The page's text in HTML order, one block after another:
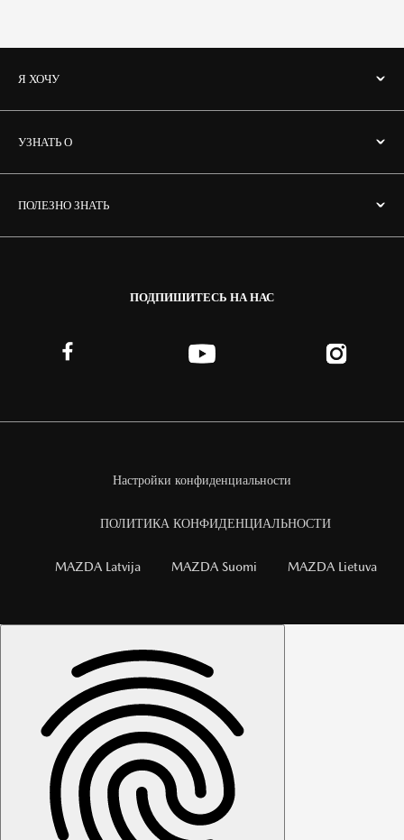
Я ХОЧУ
УЗНАТЬ О
ПОЛЕЗНО ЗНАТЬ
ПОДПИШИТЕСЬ НА НАС
Настройки конфиденциальности
ПОЛИТИКА КОНФИДЕНЦИАЛЬНОСТИ
MAZDA Latvija MAZDA Suomi MAZDA Lietuva